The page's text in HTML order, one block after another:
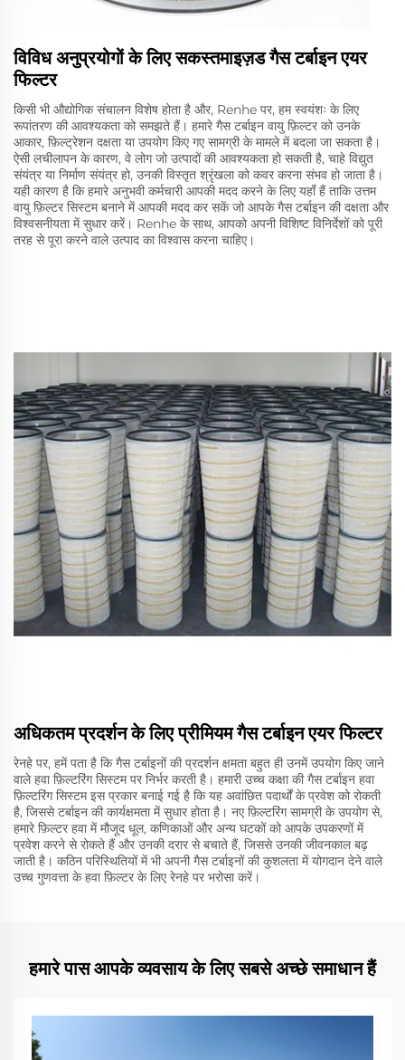
विविध अनुप्रयोगों के लिए सकस्तमाइज़ड गैस टर्बाइन एयर
फिल्टर
किसी भी औद्योगिक संचालन विशेष होता है और, Renhe पर, हम स्वयंशः के लिए
रूपांतरण की आवश्यकता को समझते हैं। हमारे गैस टर्बाइन वायु फ़िल्टर को उनके
आकार, फ़िल्ट्रेशन दक्षता या उपयोग किए गए सामग्री के मामले में बदला जा सकता है।
ऐसी लचीलापन के कारण, वे लोग जो उत्पादों की आवश्यकता हो सकती है, चाहे विद्युत
संयंत्र या निर्माण संयंत्र हो, उनकी विस्तृत श्रृंखला को कवर करना संभव हो जाता है।
यही कारण है कि हमारे अनुभवी कर्मचारी आपकी मदद करने के लिए यहाँ हैं ताकि उत्तम
वायु फ़िल्टर सिस्टम बनाने में आपकी मदद कर सकें जो आपके गैस टर्बाइन की दक्षता और
विश्वसनीयता में सुधार करें। Renhe के साथ, आपको अपनी विशिष्ट विनिर्देशों को पूरी
तरह से पूरा करने वाले उत्पाद का विश्वास करना चाहिए।
अधिकतम प्रदर्शन के लिए प्रीमियम गैस टर्बाइन एयर फिल्टर
रेनहे पर, हमें पता है कि गैस टर्बाइनों की प्रदर्शन क्षमता बहुत ही उनमें उपयोग किए जाने
वाले हवा फ़िल्टरिंग सिस्टम पर निर्भर करती है। हमारी उच्च कक्षा की गैस टर्बाइन हवा
फ़िल्टरिंग सिस्टम इस प्रकार बनाई गई है कि यह अवांछित पदार्थों के प्रवेश को रोकती
है, जिससे टर्बाइन की कार्यक्षमता में सुधार होता है। नए फ़िल्टरिंग सामग्री के उपयोग से,
हमारे फ़िल्टर हवा में मौजूद धूल, कणिकाओं और अन्य घटकों को आपके उपकरणों में
प्रवेश करने से रोकते हैं और उनकी दरार से बचाते हैं, जिससे उनकी जीवनकाल बढ़
जाती है। कठिन परिस्थितियों में भी अपनी गैस टर्बाइनों की कुशलता में योगदान देने वाले
उच्च गुणवत्ता के हवा फ़िल्टर के लिए रेनहे पर भरोसा करें।
हमारे पास आपके व्यवसाय के लिए सबसे अच्छे समाधान हैं